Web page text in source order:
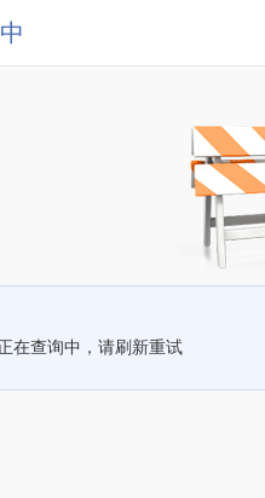
在查询中，请刷新重试